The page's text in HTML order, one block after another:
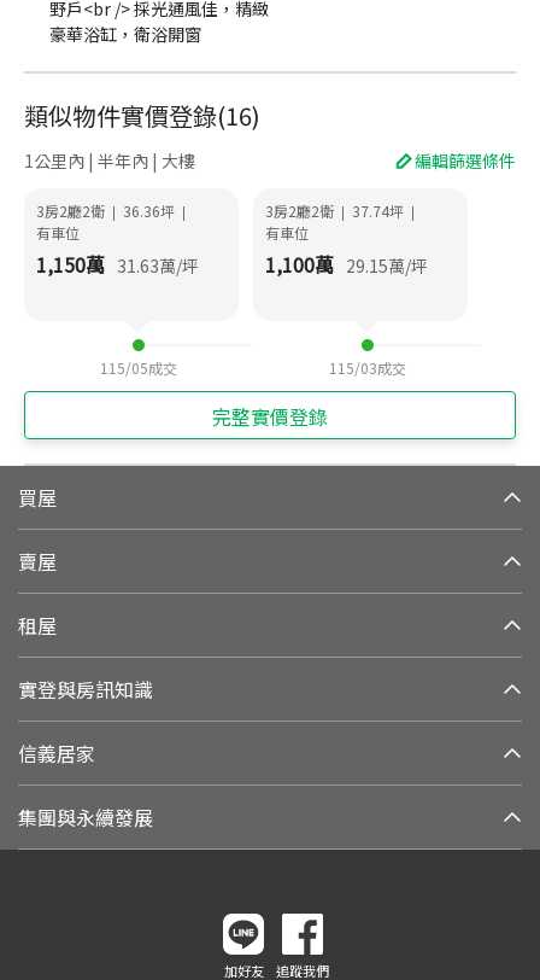
野戶<br /> 採光通風佳，精緻
豪華浴缸，衛浴開窗
類似物件實價登錄(16)
1公里內 | 半年內 | 大樓 編輯篩選條件
3房2廳2衛 | 36.36坪 |
有車位
1,150萬 31.63萬/坪
115/05成交
3房2廳2衛 | 37.74坪 |
有車位
1,100萬 29.15萬/坪
115/03成交
完整實價登錄
買屋
賣屋
租屋
實登與房訊知識
信義居家
集團與永續發展
加好友 追蹤我們